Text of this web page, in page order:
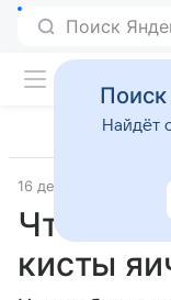
Поиск
16 декабря 2013
Что
кисты
Поиск
Найдёт